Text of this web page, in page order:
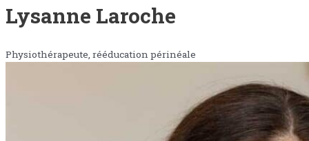
Lysanne Laroche
Physiothérapeute, rééducation périnéale